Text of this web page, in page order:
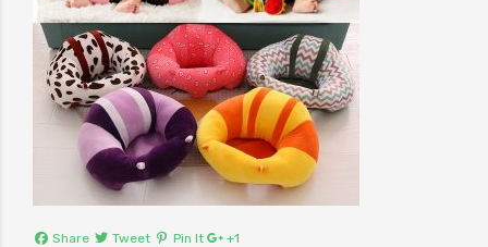
Share Tweet Pin It +1